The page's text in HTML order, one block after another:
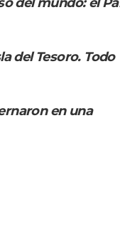
del Tesoro. Todo
en una